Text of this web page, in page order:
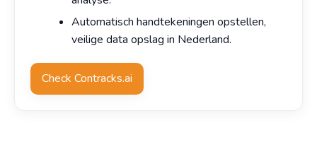
Automatisch handtekeningen opstellen,
veilige data opslag in Nederland.
Check Contracks.ai